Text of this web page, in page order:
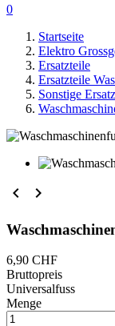
0
Startseite
Elektro
Ersatzteile
Ersatzteile
Sonstige
 
6,90 CHF
Bruttopreis
Universalfuss
Menge